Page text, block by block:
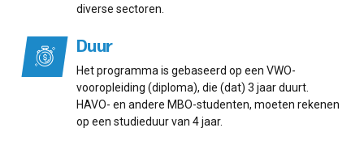
diverse sectoren.
Duur
Het programma is gebaseerd op een VWO-
vooropleiding (diploma), die (dat) 3 jaar duurt.
HAVO- en andere MBO-studenten, moeten rekenen
op een studieduur van 4 jaar.